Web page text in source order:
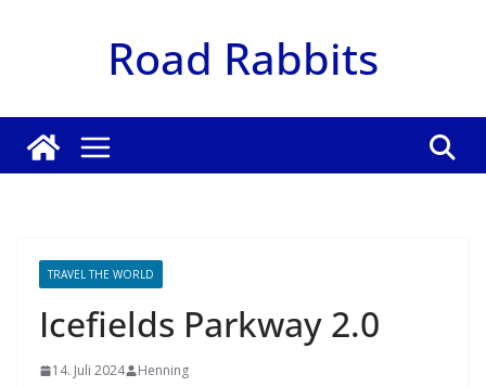
Road Rabbits
TRAVEL THE WORLD
Icefields Parkway 2.0
14. Juli 2024 Henning